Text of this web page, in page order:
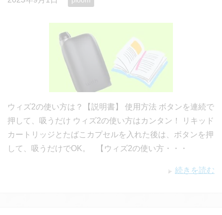
ウィズ2の使い方は？【説明書】 使用方法 ボタンを連続で
押して、吸うだけ ウィズ2の使い方はカンタン！ リキッド
カートリッジとたばこカプセルを入れた後は、ボタンを押
して、吸うだけでOK。 【ウィズ2の使い方・・・
続きを読む